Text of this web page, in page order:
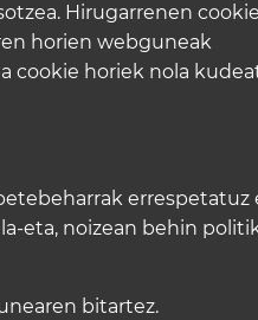
Hirugarrenen
horien webguneak
cookie horiek nola
errespetatuz
eta, noizean behin
bitartez.